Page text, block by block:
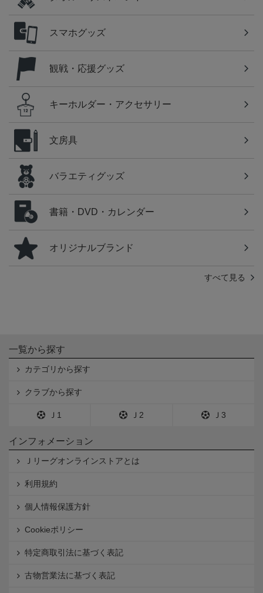
スマホグッズ
観戦・応援グッズ
キーホルダー・アクセサリー
文房具
バラエティグッズ
書籍・DVD・カレンダー
オリジナルブランド
すべて見る
一覧から探す
カテゴリから探す
クラブから探す
Ｊ1 Ｊ2 Ｊ3
インフォメーション
Ｊリーグオンラインストアとは
利用規約
個人情報保護方針
Cookieポリシー
特定商取引法に基づく表記
古物営業法に基づく表記